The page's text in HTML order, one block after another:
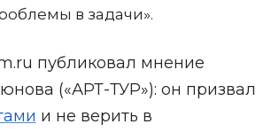
в задачи».
публиковал мнение
(«АРТ-ТУР»): он призвал
и не верить в